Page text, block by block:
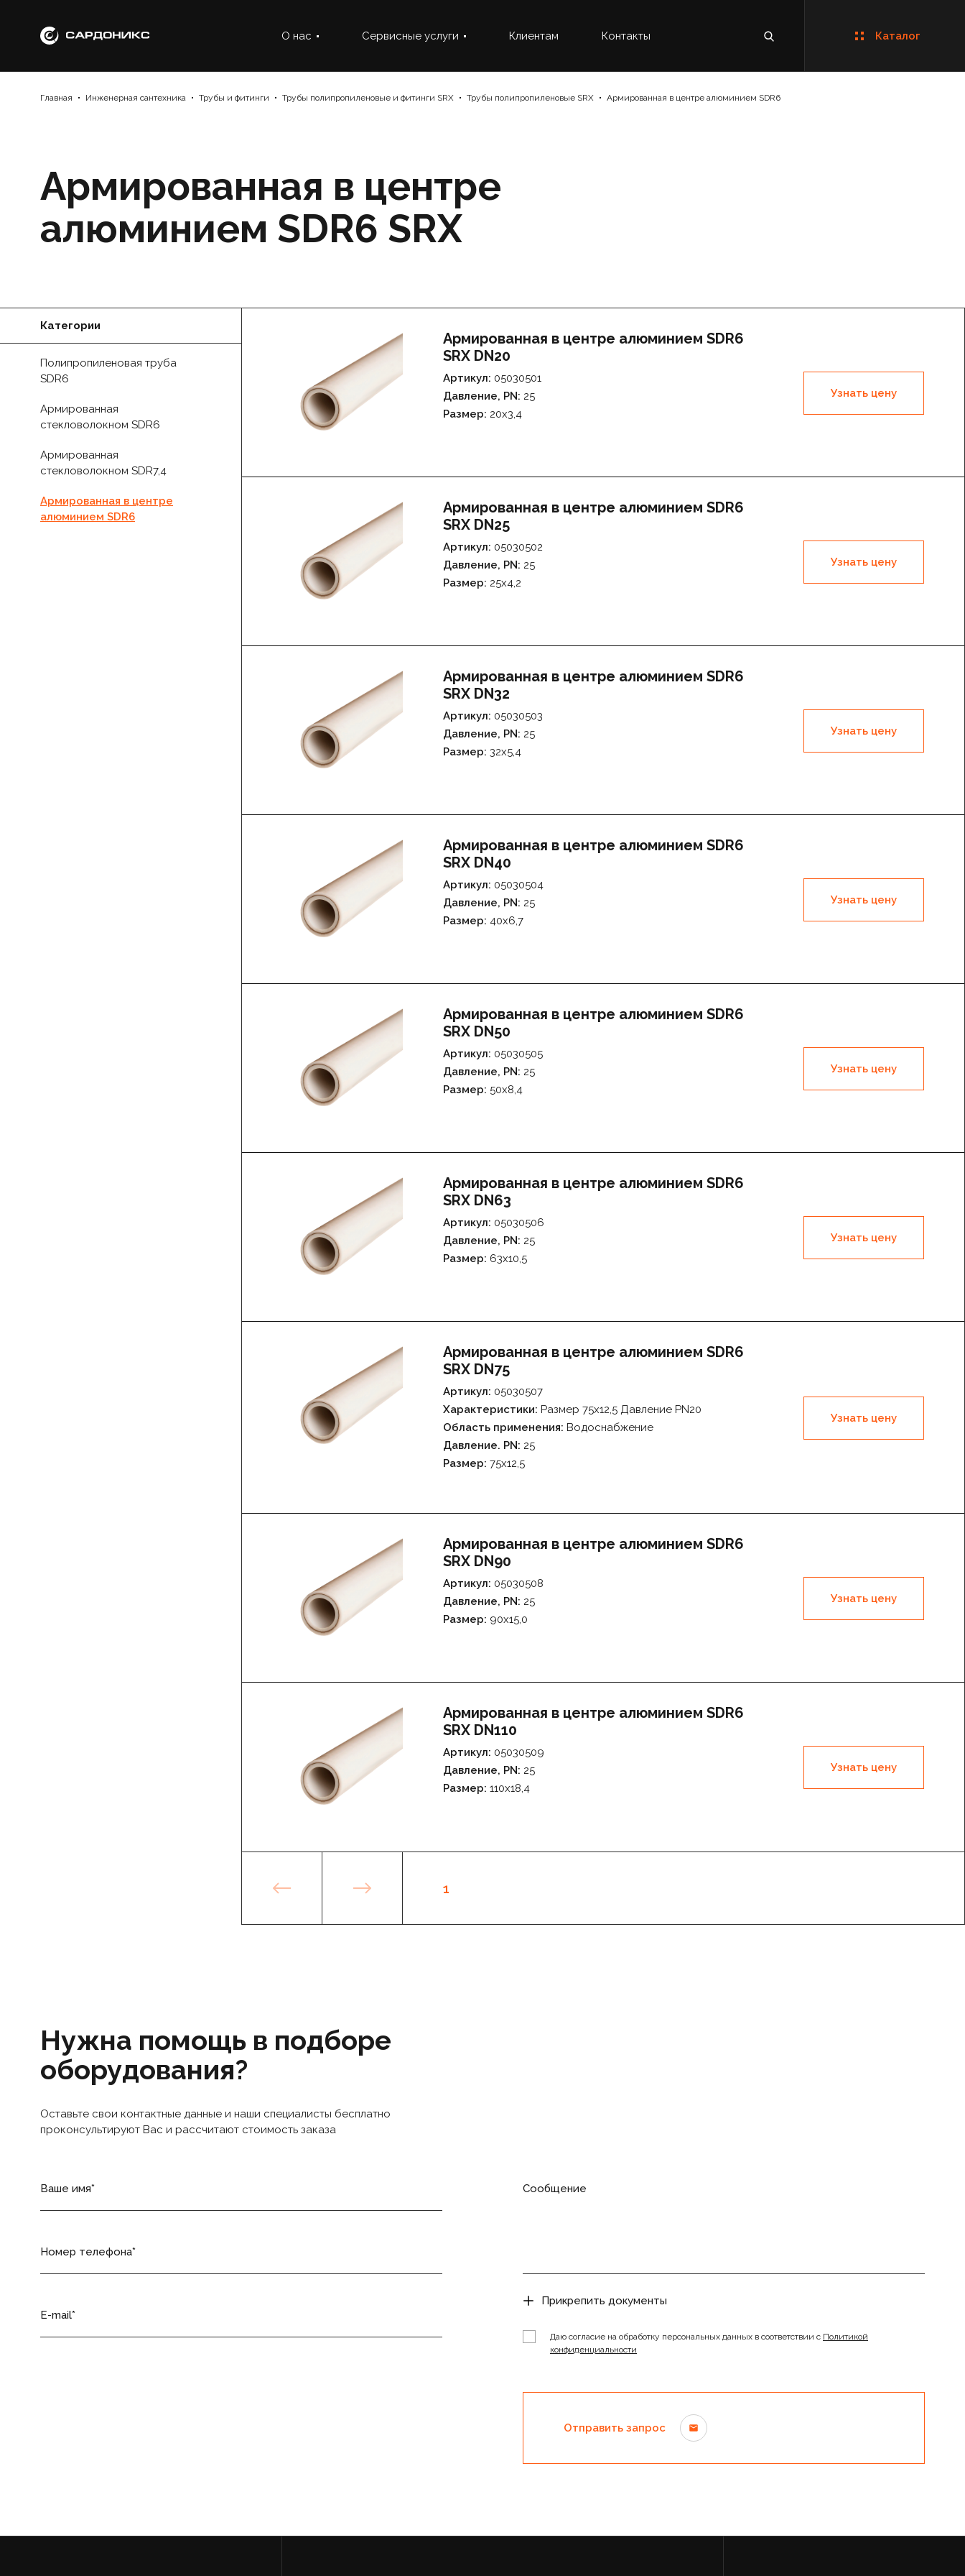
Каталог
О нас Сервисные услуги Клиентам Контакты
Главная Инженерная сантехника Трубы и фитинги Трубы полипропиленовые и фитинги SRX Трубы полипропиленовые SRX Армированная в центре алюминием SDR6
Армированная в центре
алюминием SDR6 SRX
Категории
Полипропиленовая труба
SDR6
Армированная
стекловолокном SDR6
Армированная
стекловолокном SDR7,4
Армированная в центре
алюминием SDR6
Армированная в центре алюминием SDR6
SRX DN20
Артикул: 05030501
Давление, PN: 25
Размер: 20х3,4
Узнать цену
Армированная в центре алюминием SDR6
SRX DN25
Артикул: 05030502
Давление, PN: 25
Размер: 25х4,2
Узнать цену
Армированная в центре алюминием SDR6
SRX DN32
Артикул: 05030503
Давление, PN: 25
Размер: 32х5,4
Узнать цену
Армированная в центре алюминием SDR6
SRX DN40
Артикул: 05030504
Давление, PN: 25
Размер: 40х6,7
Узнать цену
Армированная в центре алюминием SDR6
SRX DN50
Артикул: 05030505
Давление, PN: 25
Размер: 50х8,4
Узнать цену
Армированная в центре алюминием SDR6
SRX DN63
Артикул: 05030506
Давление, PN: 25
Размер: 63х10,5
Узнать цену
Армированная в центре алюминием SDR6
SRX DN75
Артикул: 05030507
Характеристики: Размер 75х12,5 Давление PN20
Область применения: Водоснабжение
Давление. PN: 25
Размер: 75х12,5
Узнать цену
Армированная в центре алюминием SDR6
SRX DN90
Артикул: 05030508
Давление, PN: 25
Размер: 90х15,0
Узнать цену
Армированная в центре алюминием SDR6
SRX DN110
Артикул: 05030509
Давление, PN: 25
Размер: 110х18,4
Узнать цену
1
Нужна помощь в подборе
оборудования?
Оставьте свои контактные данные и наши специалисты бесплатно
проконсультируют Вас и рассчитают стоимость заказа
Ваше имя
Номер телефона
E-mail
Сообщение
Прикрепить документы
Даю согласие на обработку персональных данных в соответствии с Политикой
конфиденциальности
Отправить запрос